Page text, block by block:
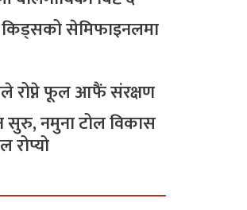
सेमिफाइनलमा
रोप्ने फूल आफैं संरक्षण
सुरु, नमुना टोल विकास